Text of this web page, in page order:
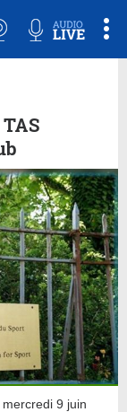
9 juin